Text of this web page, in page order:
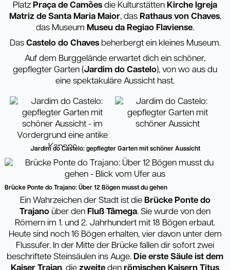
Platz Praça de Camões die Kulturstätten Kirche Igreja
Matriz de Santa Maria Maior, das Rathaus von Chaves,
das Museum Museu da Regiao Flaviense.
Das Castelo do Chavesbeherbergt ein kleines Museum.
Auf dem Burggelände erwartet dich ein schöner,
gepflegter Garten (Jardim do Castelo), von wo aus du
eine spektakuläre Aussicht hast.
Jardim do Castelo: gepflegter Garten mit schöner Aussicht
Brücke Ponte do Trajano: Über 12 Bögen musst du gehen
Ein Wahrzeichen der Stadt ist die Brücke Ponte do
Trajano über den Fluß Tâmega. Sie wurde von den
Römern im 1. und 2. Jahrhundert mit 18 Bögen erbaut.
Heute sind noch 16 Bögen erhalten, vier davon unter dem
Flussufer. In der Mitte der Brücke fallen dir sofort zwei
beschriftete Steinsäulen ins Auge. Die erste Säule ist dem